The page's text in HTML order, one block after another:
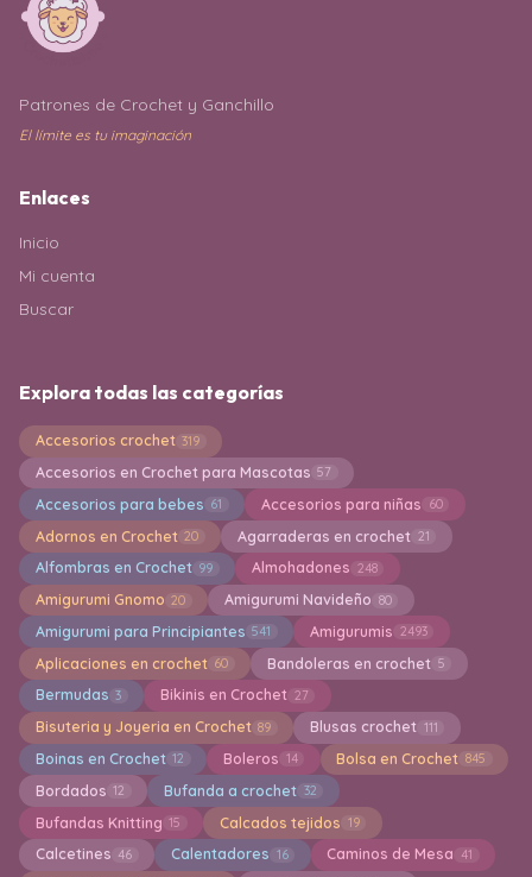
Patrones de Crochet y Ganchillo
El límite es tu imaginación
Enlaces
Inicio
Mi cuenta
Buscar
Explora todas las categorías
Accesorios crochet 319
Accesorios en Crochet para Mascotas 57
Accesorios para bebes 61 Accesorios para niñas 60
Adornos en Crochet 20 Agarraderas en crochet 21
Alfombras en Crochet 99 Almohadones 248
Amigurumi Gnomo 20 Amigurumi Navideño 80
Amigurumi para Principiantes 541 Amigurumis 2493
Aplicaciones en crochet 60 Bandoleras en crochet 5
Bermudas 3 Bikinis en Crochet 27
Bisuteria y Joyeria en Crochet 89 Blusas crochet 111
Boinas en Crochet 12 Boleros 14 Bolsa en Crochet 845
Bordados 12 Bufanda a crochet 32
Bufandas Knitting 15 Calcados tejidos 19
Calcetines 46 Calentadores 16 Caminos de Mesa 41